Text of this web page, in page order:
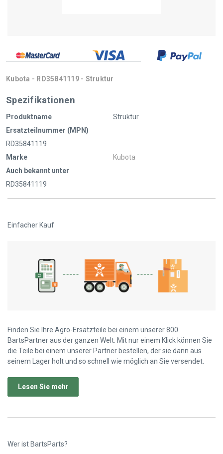
Kubota - RD35841119 - Struktur
Spezifikationen
Produktname
Struktur
Ersatzteilnummer (MPN)
RD35841119
Marke
Kubota
Auch bekannt unter
RD35841119
Einfacher Kauf
Finden Sie Ihre Agro-Ersatzteile bei einem unserer 800
BartsPartner aus der ganzen Welt. Mit nur einem Klick können Sie
die Teile bei einem unserer Partner bestellen, der sie dann aus
seinem Lager holt und so schnell wie möglich an Sie versendet.
Lesen Sie mehr
Wer ist BartsParts?